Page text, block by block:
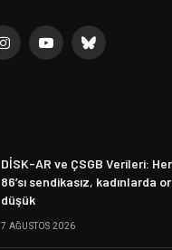
InstagramYouTubeBluesky
DİSK-AR ve ÇSGB Verileri:
86’sı sendikasız, kadınlarda
düşük
7 AĞUSTOS 2026